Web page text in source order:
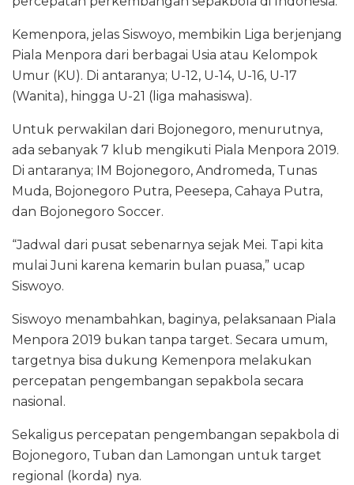
Kemenpora, jelas Siswoyo, membikin Liga berjenjang
Piala Menpora dari berbagai Usia atau Kelompok
Umur (KU). Di antaranya; U-12, U-14, U-16, U-17
(Wanita), hingga U-21 (liga mahasiswa).
Untuk perwakilan dari Bojonegoro, menurutnya,
ada sebanyak 7 klub mengikuti Piala Menpora 2019.
Di antaranya; IM Bojonegoro, Andromeda, Tunas
Muda, Bojonegoro Putra, Peesepa, Cahaya Putra,
dan Bojonegoro Soccer.
“Jadwal dari pusat sebenarnya sejak Mei. Tapi kita
mulai Juni karena kemarin bulan puasa,” ucap
Siswoyo.
Siswoyo menambahkan, baginya, pelaksanaan Piala
Menpora 2019 bukan tanpa target. Secara umum,
targetnya bisa dukung Kemenpora melakukan
percepatan pengembangan sepakbola secara
nasional.
Sekaligus percepatan pengembangan sepakbola di
Bojonegoro, Tuban dan Lamongan untuk target
regional (korda) nya.